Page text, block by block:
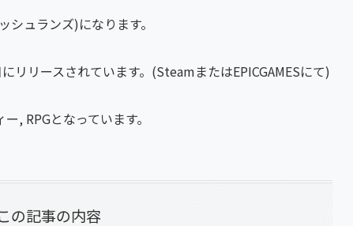
ュランズ)になります。
リリースされています。(SteamまたはEPICGAMESにて)
, RPGとなっています。
の記事の内容